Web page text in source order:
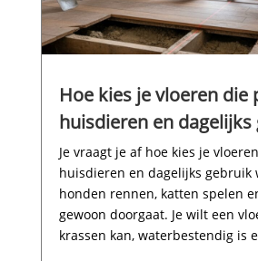
Hoe kies je vloeren die
huisdieren en dagelijks
Je vraagt je af hoe kies je
huisdieren en dagelijks gebruik
honden rennen, katten spelen
gewoon doorgaat.​ Je wilt een
krassen kan, waterbestendig is